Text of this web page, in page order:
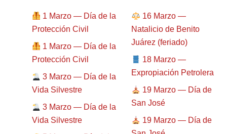
1 Marzo — Día de la
Protección Civil
1 Marzo — Día de la
Protección Civil
3 Marzo — Día de la
Vida Silvestre
3 Marzo — Día de la
Vida Silvestre
16 Marzo —
Natalicio de Benito
Juárez (feriado)
18 Marzo —
Expropiación Petrolera
19 Marzo — Día de
San José
19 Marzo — Día de